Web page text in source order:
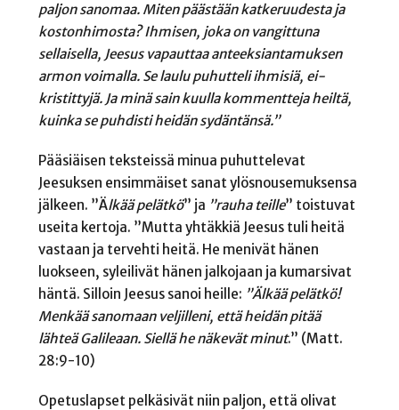
paljon sanomaa. Miten päästään katkeruudesta ja
kostonhimosta? Ihmisen, joka on vangittuna
sellaisella, Jeesus vapauttaa anteeksiantamuksen
armon voimalla. Se laulu puhutteli ihmisiä, ei-
kristittyjä. Ja minä sain kuulla kommentteja heiltä,
kuinka se puhdisti heidän sydäntänsä.”
Pääsiäisen teksteissä minua puhuttelevat
Jeesuksen ensimmäiset sanat ylösnousemuksensa
jälkeen. ”Älkää pelätkö” ja ”rauha teille” toistuvat
useita kertoja. ”Mutta yhtäkkiä Jeesus tuli heitä
vastaan ja tervehti heitä. He menivät hänen
luokseen, syleilivät hänen jalkojaan ja kumarsivat
häntä. Silloin Jeesus sanoi heille: ”Älkää pelätkö!
Menkää sanomaan veljilleni, että heidän pitää
lähteä Galileaan. Siellä he näkevät minut.” (Matt.
28:9-10)
Opetuslapset pelkäsivät niin paljon, että olivat